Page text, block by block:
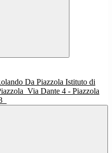
Istituto di
Via Dante 4 - Piazzola